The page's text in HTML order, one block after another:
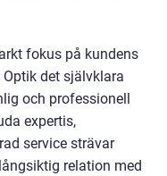
fokus på kundens
det självklara
och professionell
expertis,
service strävar
relation med